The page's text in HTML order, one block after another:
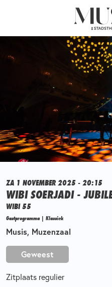
ZA 1 NOVEMBER 2025 - 20:15
WIBI SOERJADI -
WIBI 55
Gastprogramma | Klassiek
Musis, Muzenzaal
Geweest
Zitplaats regulier